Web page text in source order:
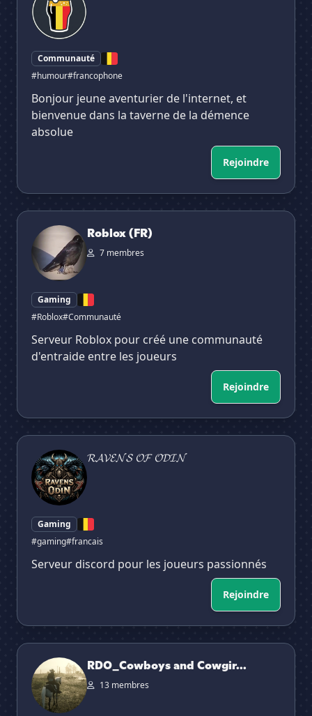
Communauté
#humour#francophone
Bonjour jeune aventurier de l'internet, et
bienvenue dans la taverne de la démence
absolue
Rejoindre
Roblox (FR)
Roblox (FR)
7 membres
Gaming
#Roblox#Communauté
Serveur Roblox pour créé une communauté
d'entraide entre les joueurs
Rejoindre
𝓡𝓐𝓥𝓔𝓝𝓢 𝓞𝓕 𝓞𝓓𝓘𝓝
𝓡𝓐𝓥𝓔𝓝𝓢 𝓞𝓕 𝓞𝓓𝓘𝓝
Gaming
#gaming#francais
Serveur discord pour les joueurs passionnés
Rejoindre
RDO_Cowboys and Cowgirls from Hell
RDO_Cowboys and Cowgir...
13 membres